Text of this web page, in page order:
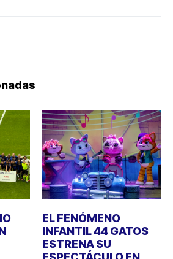
EL FENÓMENO
INFANTIL 44 GATOS
ESTRENA SU